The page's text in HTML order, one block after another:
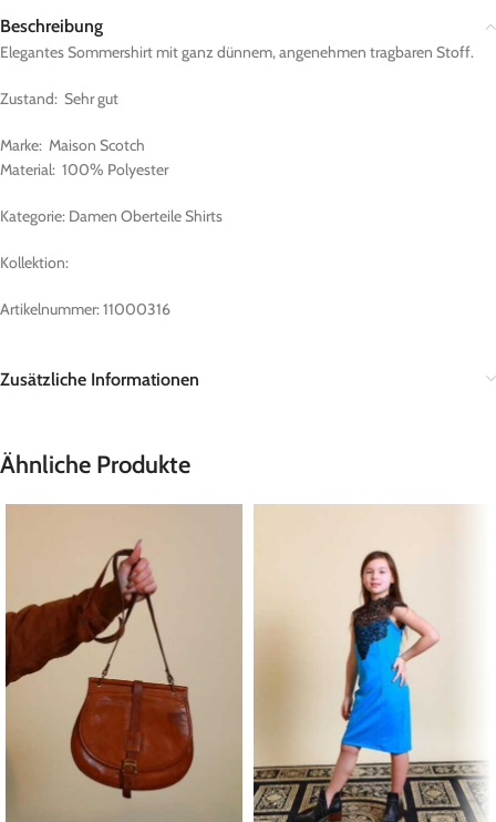
Beschreibung
Elegantes Sommershirt mit ganz dünnem, angenehmen tragbaren Stoff.
Zustand: Sehr gut
Marke: Maison Scotch
Material: 100% Polyester
Kategorie: Damen Oberteile Shirts
Kollektion:
Artikelnummer: 11000316
Zusätzliche Informationen
Ähnliche Produkte